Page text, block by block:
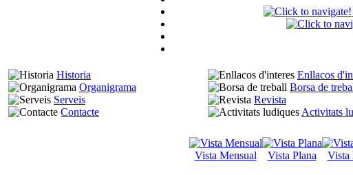
Historia
Organigrama
Serveis
Contacte
Enllacos
Borsa de
Revista
Activitats
Vista Mensual Vista Plana Vista